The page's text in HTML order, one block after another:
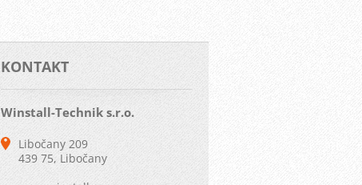
KONTAKT
Winstall-Technik s.r.o.
Libočany 209
439 75, Libočany